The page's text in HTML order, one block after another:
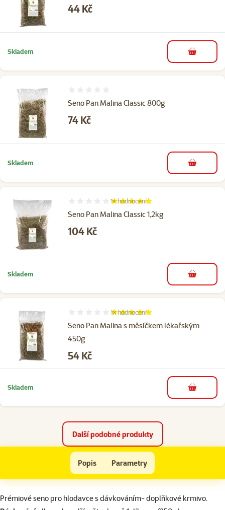
Cena
44 Kč
Skladem do košíku
Seno Pan Malina Classic 800g
Cena
74 Kč
Skladem do košíku
Seno Pan Malina Classic 1,2kg
Hodnocení 100%, počet hodnocení: 1
1×hodnocení
Cena
104 Kč
Skladem do košíku
Seno Pan Malina s měsíčkem lékařským
450g
Hodnocení 100%, počet hodnocení: 1
1×hodnocení
Cena
54 Kč
Skladem do košíku
Další podobné produkty
Popis Parametry
Na začátek stránky
superzoo.product.detail.content
Prémiové seno pro hlodavce s dávkováním- doplňkové krmivo.